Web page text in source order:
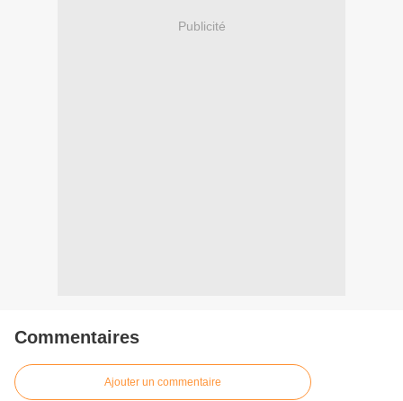
Publicité
Commentaires
Ajouter un commentaire